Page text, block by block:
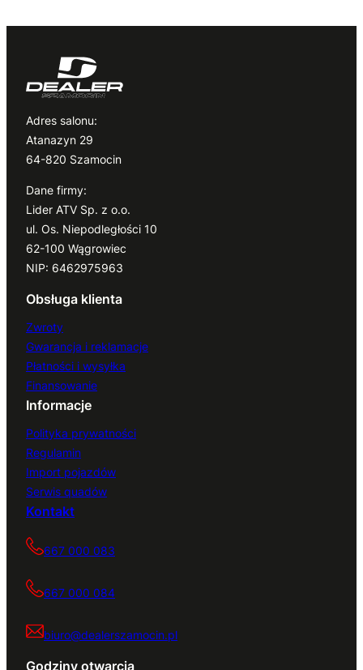
Adres salonu:
Atanazyn 29
64-820 Szamocin
Dane firmy:
Lider ATV Sp. z o.o.
ul. Os. Niepodległości 10
62-100 Wągrowiec
NIP: 6462975963
Obsługa klienta
Zwroty
Gwarancja i reklamacje
Płatności i wysyłka
Finansowanie
Informacje
Polityka prywatności
Regulamin
Import pojazdów
Serwis quadów
Kontakt
667 000 083
667 000 084
biuro@dealerszamocin.pl
Godziny otwarcia